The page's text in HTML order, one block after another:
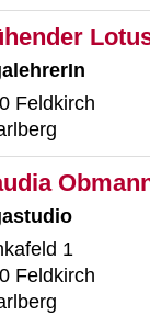
Feldkirch
1
Feldkirch